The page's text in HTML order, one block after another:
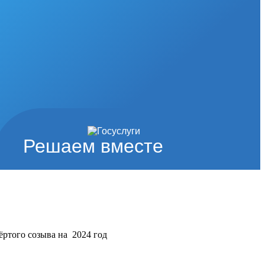
Решаем вместе
созыва на 2024 год